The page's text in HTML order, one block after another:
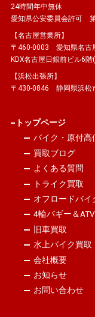
24時間年中無休
愛知県公安委員会許可
【名古屋営業所】
〒460-0003 愛知県名古
KDX名古屋日銀前ビル6
【浜松出張所】
〒430-0846 静岡県浜松
トップページ
バイク・原付高
買取ブログ
よくある質問
トライク買取
オフロードバ
4輪バギー＆
旧車買取
水上バイク買取
会社概要
お知らせ
お問い合わせ